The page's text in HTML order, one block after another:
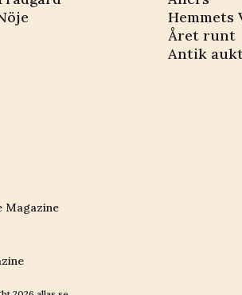
Hemmets
Året runt
Antik
Magazine